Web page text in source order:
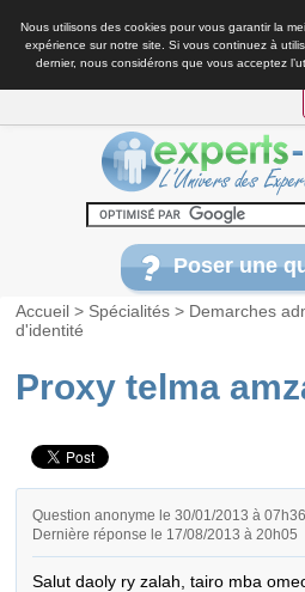
Nous utilisons des cookies pour vous garantir la
expérience sur notre site. Si vous continuez à
dernier, nous considérons que vous acceptez
Poser une
Accueil > Spécialités > Demarches
d'identité
Proxy telma
Question anonyme le 30/01/2013 à 07h36
Dernière réponse le 17/08/2013 à 20h05
Salut daoly ry zalah, tairo mba